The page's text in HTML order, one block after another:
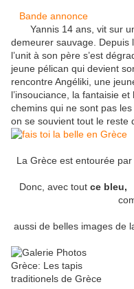
Bande annonce
Yannis 14 ans, vit sur
demeurer sauvage. Depuis
l’unit à son père s’est
jeune pélican qui devient
rencontre Angéliki, une
l’insouciance, la fantaisie
chemins qui ne sont pas
on se souvient tout le reste
La Grèce est entourée
Donc, avec tout ce bleu,
comment ne
- au film, " Le
aussi de belles images de